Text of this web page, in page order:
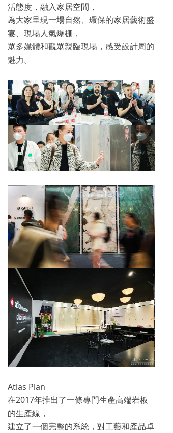
活態度，融入家居空間，
為大家呈現一場自然、環保的家居藝術盛
宴、現場人氣爆棚，
眾多媒體和觀眾親臨現場，感受設計周的
魅力。
Atlas Plan
在2017年推出了一條專門生產高端岩板
的生產線，
建立了一個完整的系統，對工藝和產品卓